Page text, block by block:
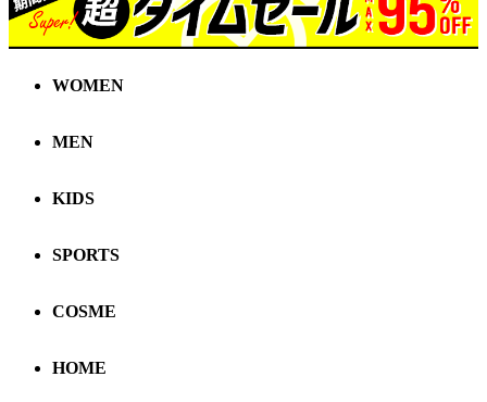
WOMEN
MEN
KIDS
SPORTS
COSME
HOME